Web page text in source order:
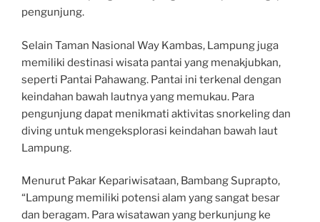
pengunjung.
Selain Taman Nasional Way Kambas, Lampung juga
memiliki destinasi wisata pantai yang menakjubkan,
seperti Pantai Pahawang. Pantai ini terkenal dengan
keindahan bawah lautnya yang memukau. Para
pengunjung dapat menikmati aktivitas snorkeling dan
diving untuk mengeksplorasi keindahan bawah laut
Lampung.
Menurut Pakar Kepariwisataan, Bambang Suprapto,
“Lampung memiliki potensi alam yang sangat besar
dan beragam. Para wisatawan yang berkunjung ke